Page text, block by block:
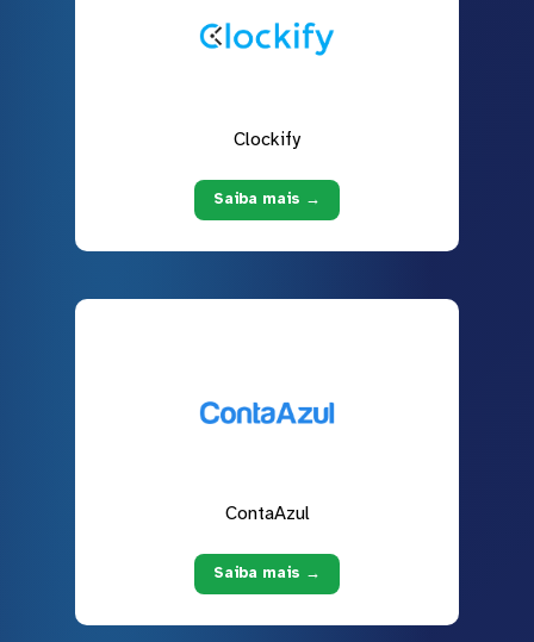
Clockify
Saiba mais →
ContaAzul
Saiba mais →